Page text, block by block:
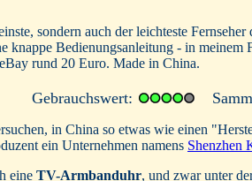
sondern auch der leichteste
knappe Bedienungsanleitung - in meinem
rund 20 Euro. Made in China.
Gebrauchswert:
in China so etwas wie einen
ein Unternehmen namens Shenzhen
eine TV-Armbanduhr, und zwar unter